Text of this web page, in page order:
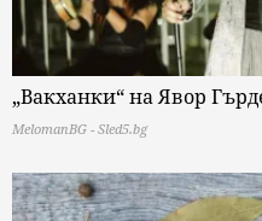
„Вакханки“ на Явор
MelomanBG - Sled5.bg